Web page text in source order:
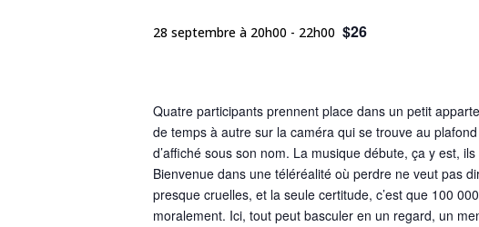
28 septembre à 20h00 - 22h00 $26
Quatre participants prennent place dans un petit
de temps à autre sur la caméra qui se trouve au
d’affiché sous son nom. La musique débute, ça y est,
Bienvenue dans une téléréalité où perdre ne veut pas
presque cruelles, et la seule certitude, c’est que 100
moralement. Ici, tout peut basculer en un regard, un